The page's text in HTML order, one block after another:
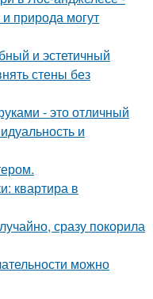
и природа могут
и эстетичный
стены без
- это отличный
и
квартира в
сразу покорила
можно